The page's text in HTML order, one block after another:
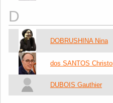
D
DOBRUSHINA Nina
dos SANTOS
DUBOIS Gauthier